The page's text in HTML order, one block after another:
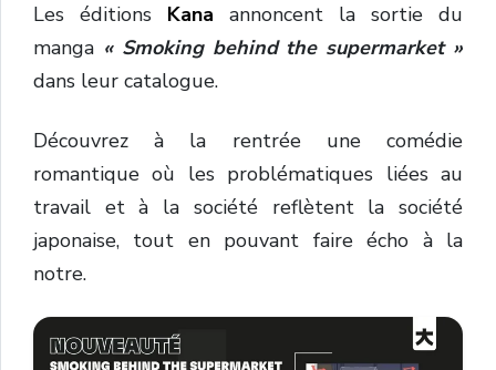
Les éditions Kana annoncent la sortie du
manga « Smoking behind the supermarket »
dans leur catalogue.
Découvrez à la rentrée une comédie
romantique où les problématiques liées au
travail et à la société reflètent la société
japonaise, tout en pouvant faire écho à la
notre.